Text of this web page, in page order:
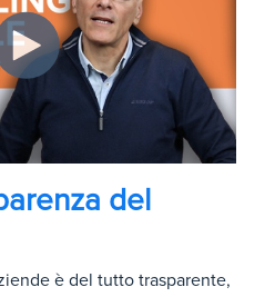
del
è del tutto trasparente,